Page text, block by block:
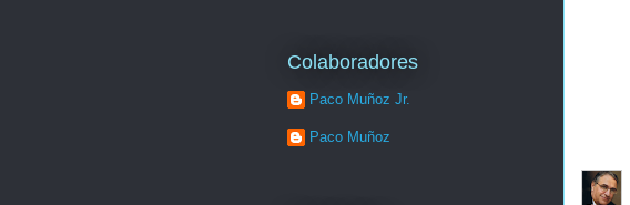
Colaboradores
Paco Muñoz Jr.
Paco Muñoz